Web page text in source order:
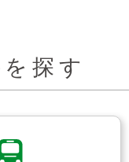
探す